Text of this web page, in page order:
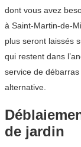
dont vous avez
à Saint-Martin-de-
plus seront laissés
qui restent dans
service de
alternative.
de jardin